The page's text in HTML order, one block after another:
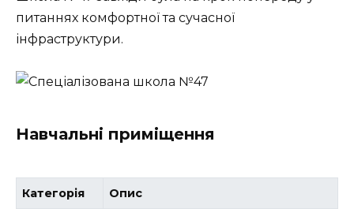
питаннях комфортної та сучасної
інфраструктури.
Навчальні приміщення
Категорія Опис